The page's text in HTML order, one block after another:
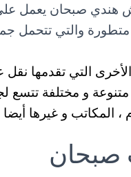
هندي صبحان يعمل
والتي تتحمل
التي تقدمها
و مختلفة تتسع
المكاتب و غيرها أيضا
صبحان